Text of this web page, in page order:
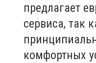
предлагает
сервиса, так
комфортных